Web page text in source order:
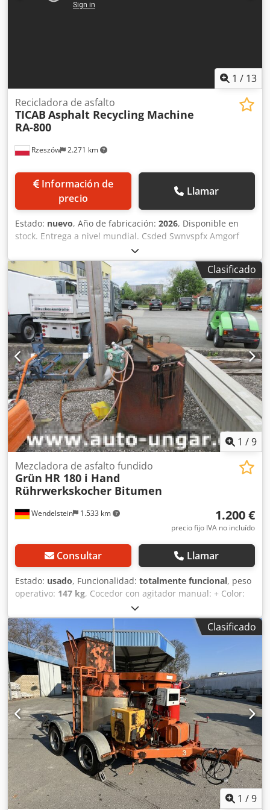
1 / 13
Rzeszów 2.271 km
Recicladora de asfalto
TICAB Asphalt Recycling Machine
RA-800
Información de
precio
Llamar
Estado: nuevo, Año de fabricación: 2026, Disponible en
stock. Entrega a nivel mundial. Csded Swnvspfx Amgorf
Motor diésel. Capacidad del tambor (0,8 m³). Depósito de
combustible para 50 litros (equipado con indicador de
nivel de combustible). Panel de control con indicadores.
Mezcla de asfalto en el depósito. Carga y descarga por la
parte delantera. Más opciones: Pala + remolque Remolque
Sin remolque, sin pala.
Clasificado
1 /9
Wendelstein 1.533 km
Mezcladora de asfalto fundido
Grün HR 180 i Hand
Rührwerkskocher Bitumen
1.200 €
precio fijo IVA no incluído
Consultar Llamar
Estado: usado, Funcionalidad: totalmente funcional, peso
operativo: 147 kg, Cocedor con agitador manual: + Color:
Verde + Modelo: HR 180i + Potencia del quemador: 50 kW
Crodpfx Aezgbknsmgof + Dimensiones: 152 cm x 115 cm x
135 cm (largo x ancho x alto) + Peso: 147 kg Reciba por
correo electrónico información sobre todos los vehículos
nuevos que se incorporen. ¡Suscríbase a nuestro boletín
informativo! Salvo error u omisión. Sujeto a disponibilidad.
Clasificado
1 /9